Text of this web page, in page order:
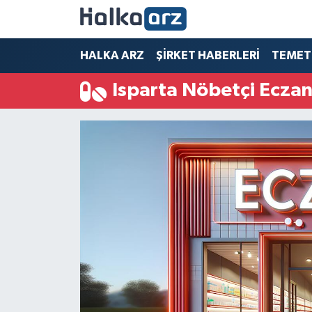
HALKA ARZ ŞİRKET HABERLERİ
Isparta Nöbetçi
HALKA ARZ
SERMAYE ARTIRIMI
ŞİRKET HABERLERİ